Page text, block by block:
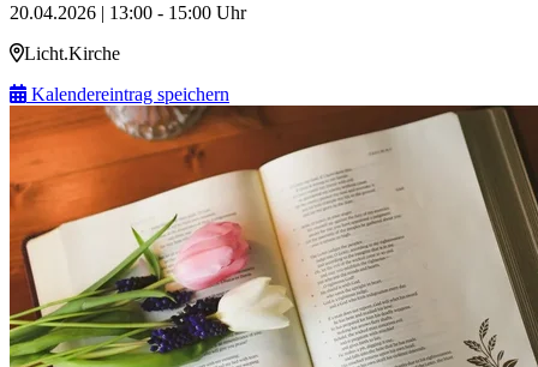
20.04.2026 | 13:00 - 15:00 Uhr
Licht.Kirche
Kalendereintrag speichern